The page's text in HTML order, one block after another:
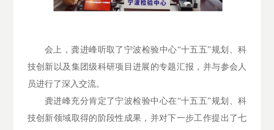
会上，龚进峰听取了宁波检验中心“十五五”规划、科
技创新以及集团级科研项目进展的专题汇报，并与参会人
员进行了深入交流。
龚进峰充分肯定了宁波检验中心在“十五五”规划、科
技创新领域取得的阶段性成果，并对下一步工作提出了七